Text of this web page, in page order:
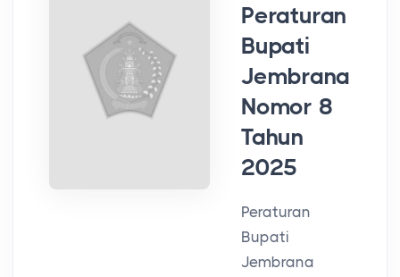
Peraturan
Bupati
Jembrana
Nomor 8
Tahun
2025
Peraturan
Bupati
Jembrana